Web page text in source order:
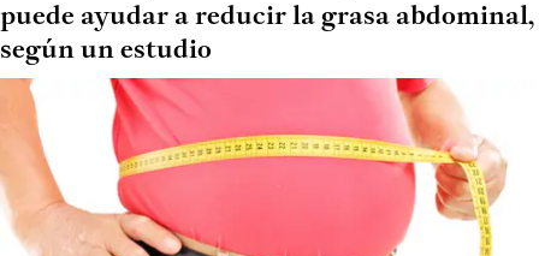
puede ayudar a reducir la grasa abdominal,
según un estudio